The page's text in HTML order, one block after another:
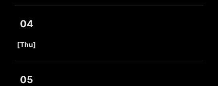
04
[Thu]
05